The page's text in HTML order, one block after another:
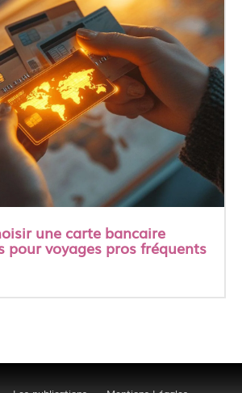
une carte bancaire
pour voyages pros fréquents